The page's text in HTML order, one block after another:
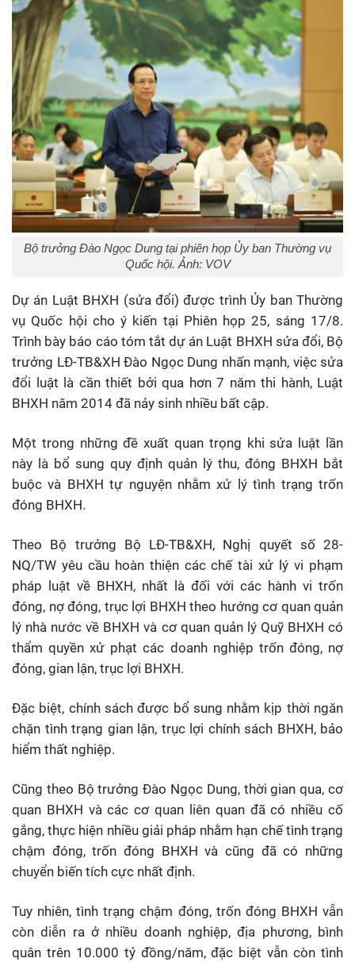
Bộ trưởng Đào Ngọc Dung tại phiên họp Ủy ban Thường vụ
Quốc hội. Ảnh: VOV
Dự án Luật BHXH (sửa đổi) được trình Ủy ban Thường
vụ Quốc hội cho ý kiến tại Phiên họp 25, sáng 17/8.
Trình bày báo cáo tóm tắt dự án Luật BHXH sửa đổi, Bộ
trưởng LĐ-TB&XH Đào Ngọc Dung nhấn mạnh, việc sửa
đổi luật là cần thiết bởi qua hơn 7 năm thi hành, Luật
BHXH năm 2014 đã nảy sinh nhiều bất cập.
Một trong những đề xuất quan trọng khi sửa luật lần
này là bổ sung quy định quản lý thu, đóng BHXH bắt
buộc và BHXH tự nguyện nhằm xử lý tình trạng trốn
đóng BHXH.
Theo Bộ trưởng Bộ LĐ-TB&XH, Nghị quyết số 28-
NQ/TW yêu cầu hoàn thiện các chế tài xử lý vi phạm
pháp luật về BHXH, nhất là đối với các hành vi trốn
đóng, nợ đóng, trục lợi BHXH theo hướng cơ quan quản
lý nhà nước về BHXH và cơ quan quản lý Quỹ BHXH có
thẩm quyền xử phạt các doanh nghiệp trốn đóng, nợ
đóng, gian lận, trục lợi BHXH.
Đặc biệt, chính sách được bổ sung nhằm kịp thời ngăn
chặn tình trạng gian lận, trục lợi chính sách BHXH, bảo
hiểm thất nghiệp.
Cũng theo Bộ trưởng Đào Ngọc Dung, thời gian qua, cơ
quan BHXH và các cơ quan liên quan đã có nhiều cố
gắng, thực hiện nhiều giải pháp nhằm hạn chế tình trạng
chậm đóng, trốn đóng BHXH và cũng đã có những
chuyển biến tích cực nhất định.
Tuy nhiên, tình trạng chậm đóng, trốn đóng BHXH vẫn
còn diễn ra ở nhiều doanh nghiệp, địa phương, bình
quân trên 10.000 tỷ đồng/năm, đặc biệt vẫn còn tình